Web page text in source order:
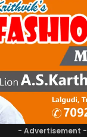
- Advertisement -